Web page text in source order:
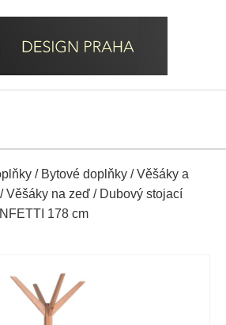
/ Bytové doplňky /Věšáky a
/Věšáky na zeď / Dubový stojací
178 cm